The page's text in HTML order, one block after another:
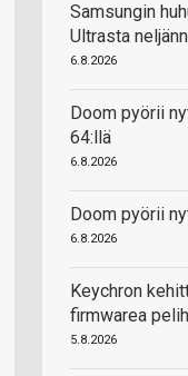
Samsungin
Ultrasta
6.8.2026
Doom pyörii
64:llä
6.8.2026
Doom pyörii
6.8.2026
Keychron
firmwarea
5.8.2026